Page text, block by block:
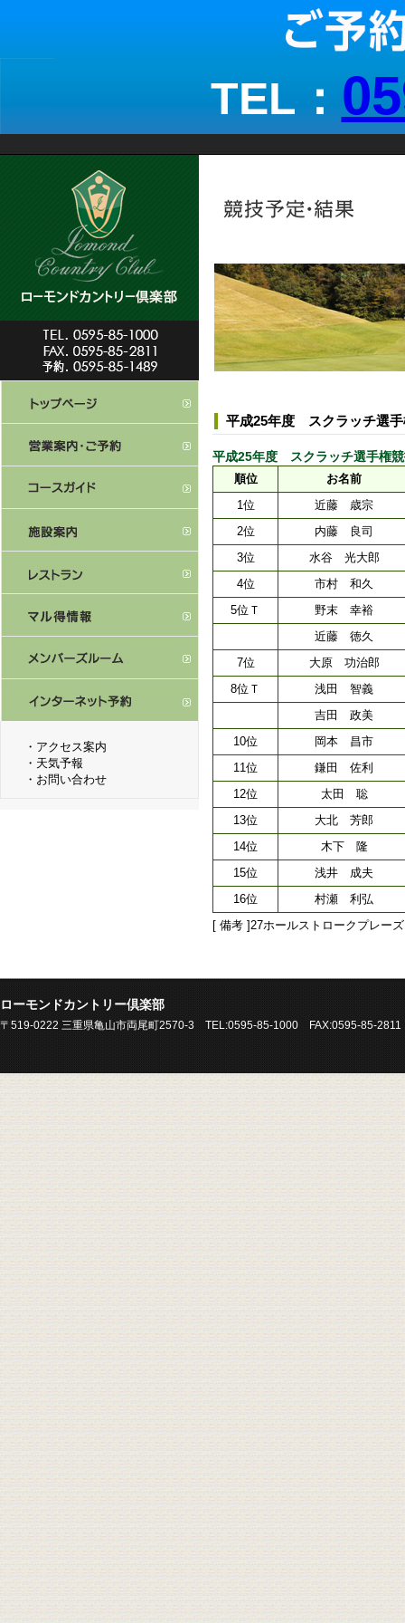
TEL：
・ アクセス案内
・ 天気予報
・ お問い合わせ
平成25年度 スクラッチ選
平成25年度 スクラッチ選手権
順位
お名前
1位
近藤 歳宗
2位
内藤 良司
3位
水谷 光大郎
4位
市村 和久
5位Ｔ
野末 幸裕
近藤 徳久
7位
大原 功治郎
8位Ｔ
浅田 智義
吉田 政美
10位
岡本 昌市
11位
鎌田 佐利
12位
太田 聡
13位
大北 芳郎
14位
木下 隆
15位
浅井 成夫
16位
村瀬 利弘
[ 備考 ]27ホールストロークプレー
ローモンドカントリー倶楽部
〒519-0222 三重県亀山市両尾町2570-3 TEL:0595-85-1000 FAX:0595-85-2811